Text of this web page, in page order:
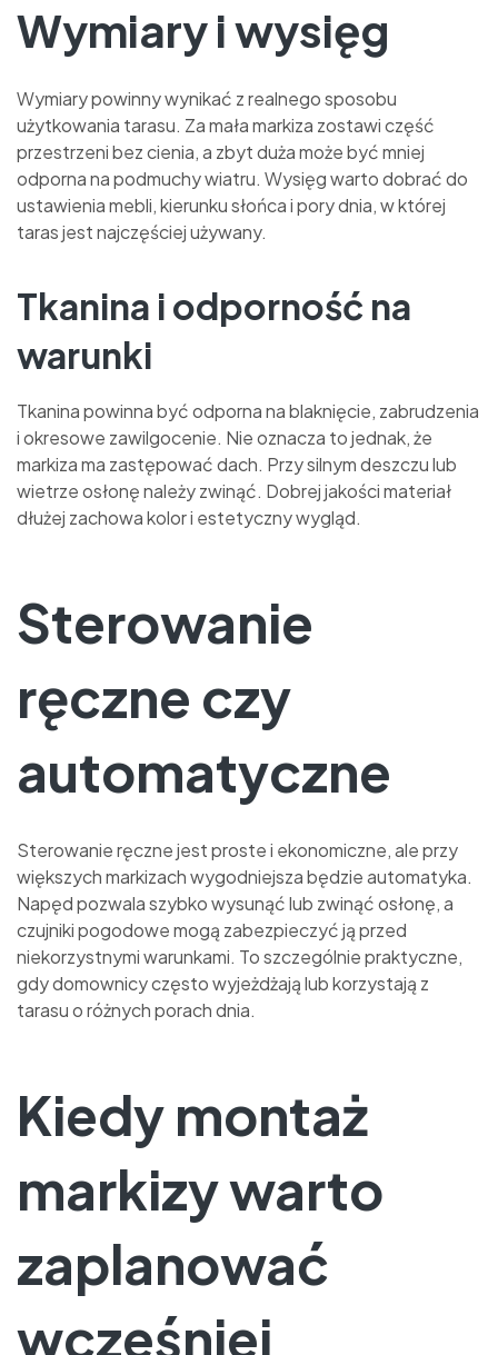
Wymiary i wysięg
Wymiary powinny wynikać z realnego sposobu
użytkowania tarasu. Za mała markiza zostawi część
przestrzeni bez cienia, a zbyt duża może być mniej
odporna na podmuchy wiatru. Wysięg warto dobrać do
ustawienia mebli, kierunku słońca i pory dnia, w której
taras jest najczęściej używany.
Tkanina i odporność na
warunki
Tkanina powinna być odporna na blaknięcie, zabrudzenia
i okresowe zawilgocenie. Nie oznacza to jednak, że
markiza ma zastępować dach. Przy silnym deszczu lub
wietrze osłonę należy zwinąć. Dobrej jakości materiał
dłużej zachowa kolor i estetyczny wygląd.
Sterowanie
ręczne czy
automatyczne
Sterowanie ręczne jest proste i ekonomiczne, ale przy
większych markizach wygodniejsza będzie automatyka.
Napęd pozwala szybko wysunąć lub zwinąć osłonę, a
czujniki pogodowe mogą zabezpieczyć ją przed
niekorzystnymi warunkami. To szczególnie praktyczne,
gdy domownicy często wyjeżdżają lub korzystają z
tarasu o różnych porach dnia.
Kiedy montaż
markizy warto
zaplanować
wcześniej